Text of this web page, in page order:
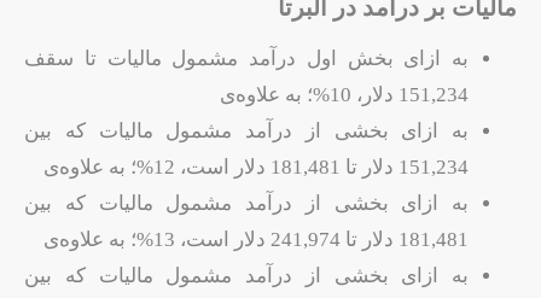
مالیات بر درآمد در آلبرتا
به ازای بخش اول درآمد مشمول مالیات تا سقف
151,234 دلار، 10%؛ به علاوه‌ی
به ازای بخشی از درآمد مشمول مالیات که بین
151,234 دلار تا 181,481 دلار است، 12%؛ به علاوه‌ی
به ازای بخشی از درآمد مشمول مالیات که بین
181,481 دلار تا 241,974 دلار است، 13%؛ به علاوه‌ی
به ازای بخشی از درآمد مشمول مالیات که بین